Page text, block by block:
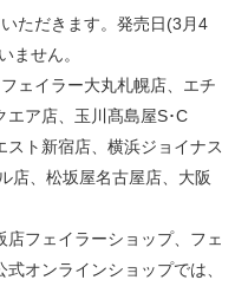
ただきます。発売日(3月4
ません。
ェイラー大丸札幌店、エチ
エア店、玉川髙島屋S･C
スト新宿店、横浜ジョイナス
店、松坂屋名古屋店、大阪
フェイラーショップ、フェ
オンラインショップでは、